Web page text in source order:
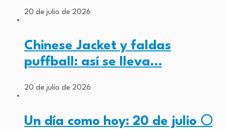
20 de julio de 2026
Chinese Jacket y faldas
puffball: así se lleva…
20 de julio de 2026
Un día como hoy: 20 de julio 🌕